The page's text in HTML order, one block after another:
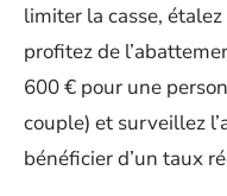
limiter la casse,
profitez de
600 € pour une
couple) et surveillez
bénéficier d’un taux